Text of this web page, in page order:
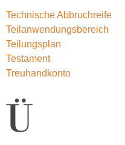
Technische Abbruchreife
Teilanwendungsbereich
Teilungsplan
Testament
Treuhandkonto
Ü